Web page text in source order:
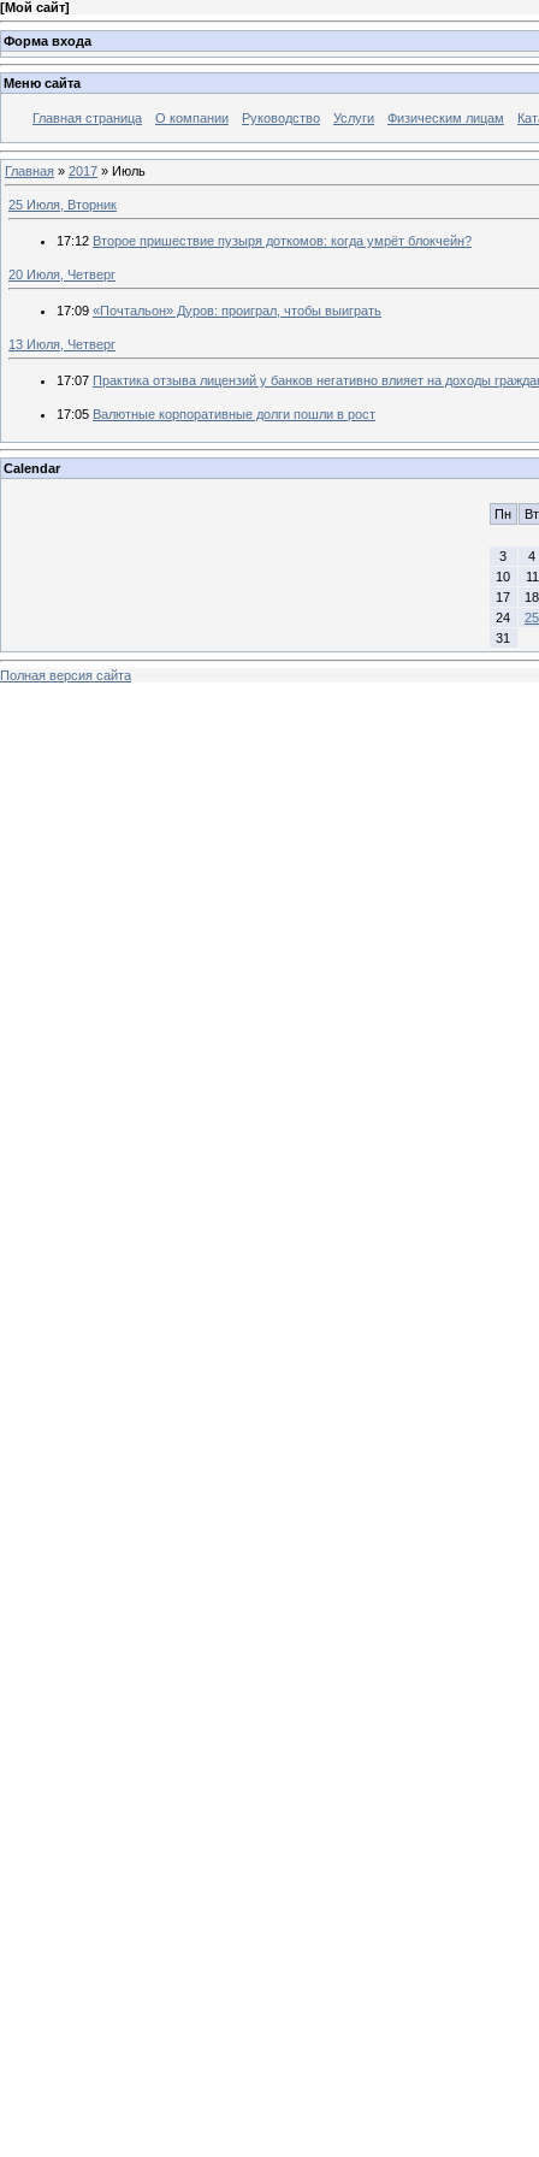
[Мой сайт]
Форма входа
Меню сайта
Главная страница О компании Руководство Услуги Физическим лицам
Главная » 2017 » Июль
25 Июля, Вторник
17:12 Второе пришествие пузыря доткомов: когда умрёт блокчейн?
20 Июля, Четверг
17:09 «Почтальон» Дуров: проиграл, чтобы выиграть
13 Июля, Четверг
17:07 Практика отзыва лицензий у банков негативно влияет на доходы
17:05 Валютные корпоративные долги пошли в рост
Calendar
Пн Вт
3
4
10
11
17
18
24
25
31
Полная версия сайта